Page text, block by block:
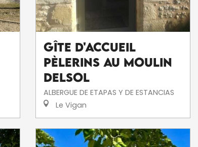
Gîte d'Accueil
Pèlerins Au Moulin
Delsol
ALBERGUE DE ETAPAS Y DE ESTANCIAS
Le Vigan